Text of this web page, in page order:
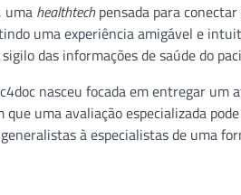
uma healthtechpensada para conectar
uma experiência amigável e
das informações de saúde do
nasceu focada em entregar
uma avaliação especializada
à especialistas de uma